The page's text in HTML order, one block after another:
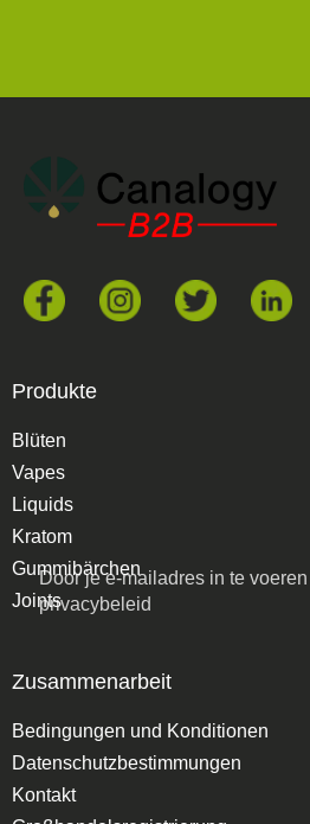
Door je e-mailadres in te
privacybeleid
Produkte
Blüten
Vapes
Liquids
Kratom
Gummibärchen
Joints
Zusammenarbeit
Bedingungen und Konditionen
Datenschutzbestimmungen
Kontakt